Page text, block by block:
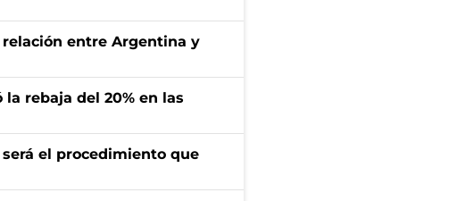
entre Argentina y
rebaja del 20% en las
el procedimiento que